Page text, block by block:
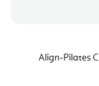
Align-Pilates